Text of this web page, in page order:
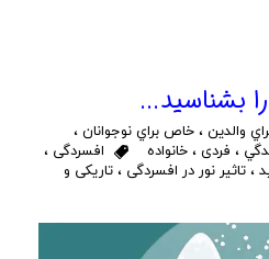
بشناسید...
والدين ، خاص براي نوجوانان ،
، فردی ، خانواده افسردگی ،
، تاثیر نور در افسردگی ، تاریکی و